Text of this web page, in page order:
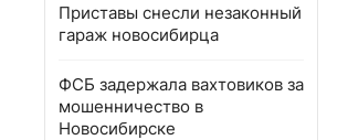
Приставы снесли незаконный
гараж новосибирца
ФСБ задержала вахтовиков за
мошенничество в
Новосибирске